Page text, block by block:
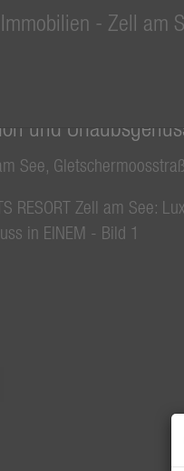
RESORT Zell
und
See,